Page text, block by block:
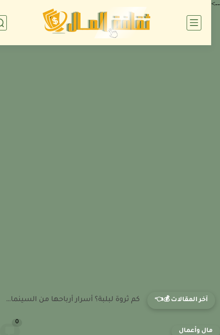
آخر المقالات 💰👈 كم ثروة إلهام شاهين؟ مصادر دخلها من التمثيل والإنتاج الفني...
وأعمال